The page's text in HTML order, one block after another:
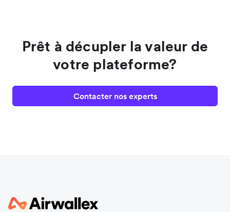
Prêt à décupler la valeur de
votre plateforme?
Contacter nos experts